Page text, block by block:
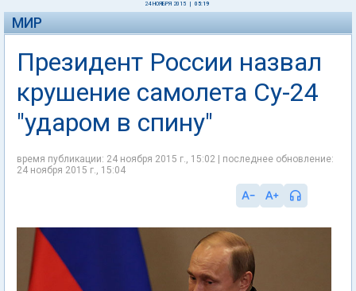
24 НОЯБРЯ 2015 05:19
МИР
Президент России назвал
крушение самолета Су-24
"ударом в спину"
время публикации: 24 ноября 2015 г., 15:02 | последнее обновление:
24 ноября 2015 г., 15:04